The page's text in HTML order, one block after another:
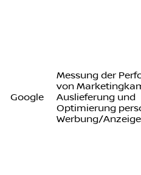
Google
Messung der
von
Auslieferung und
Optimierung
Werbung/